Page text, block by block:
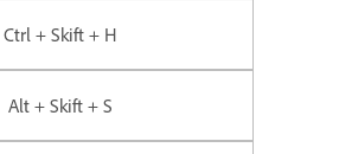
Ctrl + Skift + H
Alt + Skift + S